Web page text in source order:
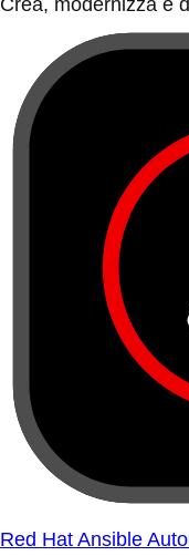
Crea, modernizza e
Red Hat Ansible